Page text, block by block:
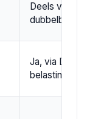
Deels via
Ja, via Duitse